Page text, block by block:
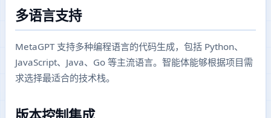
多语言支持
MetaGPT 支持多种编程语言的代码生成，包括 Python、
JavaScript、Java、Go 等主流语言。智能体能够根据项目需
求选择最适合的技术栈。